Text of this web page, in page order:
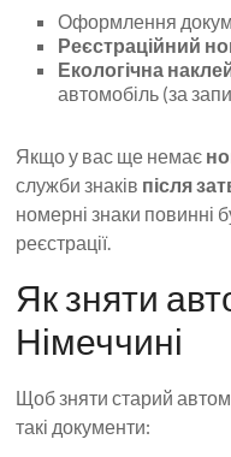
Оформлення
Реєстраційний
Екологічна
автомобіль (за
Якщо у вас ще немає
служби знаків після
номерні знаки повинні
реєстрації.
Як зняти
Німеччині
Щоб зняти старий
такі документи: